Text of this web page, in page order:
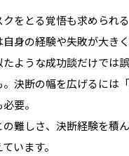
をとる覚悟も求められる
身の経験や失敗が大き
たような成功談だけでは
。決断の幅を広げるには
要。
難しさ、決断経験を積
います。